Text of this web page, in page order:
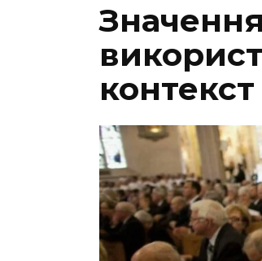
Значення
контекст